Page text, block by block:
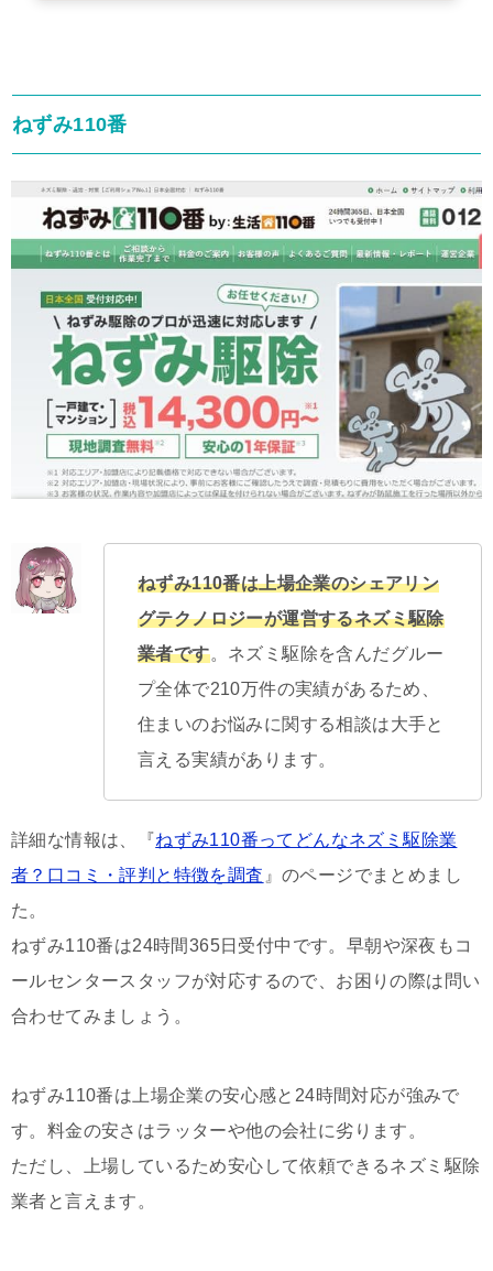
ねずみ110番
ねずみ110番は上場企業のシェアリン
グテクノロジーが運営するネズミ駆除
業者です。ネズミ駆除を含んだグルー
プ全体で210万件の実績があるため、
住まいのお悩みに関する相談は大手と
言える実績があります。
詳細な情報は、『ねずみ110番ってどんなネズミ駆除業
者？口コミ・評判と特徴を調査 』のページでまとめまし
た。
ねずみ110番は24時間365日受付中です。早朝や深夜もコ
ールセンタースタッフが対応するので、お困りの際は問い
合わせてみましょう。
ねずみ110番は上場企業の安心感と24時間対応が強みで
す。料金の安さはラッターや他の会社に劣ります。
ただし、上場しているため安心して依頼できるネズミ駆除
業者と言えます。